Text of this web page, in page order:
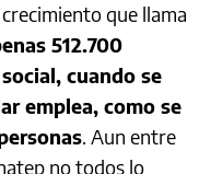
que llama
512.700
cuando se
emplea, como se
. Aun entre
no todos lo